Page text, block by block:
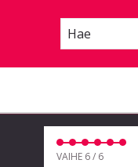
Hae
VAIHE 6 / 6